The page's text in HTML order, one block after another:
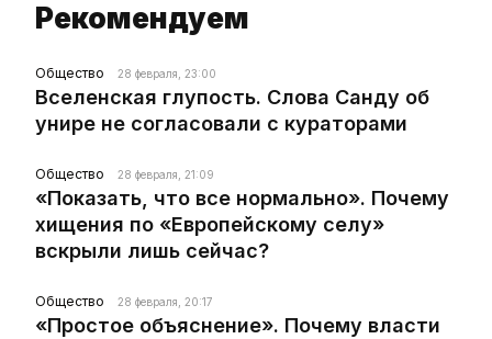
Рекомендуем
Общество 28 февраля, 23:00
Вселенская глупость. Слова Санду об
унире не согласовали с кураторами
Общество 28 февраля, 21:09
«Показать, что все нормально». Почему
хищения по «Европейскому селу»
вскрыли лишь сейчас?
Общество 28 февраля, 20:17
«Простое объяснение». Почему власти